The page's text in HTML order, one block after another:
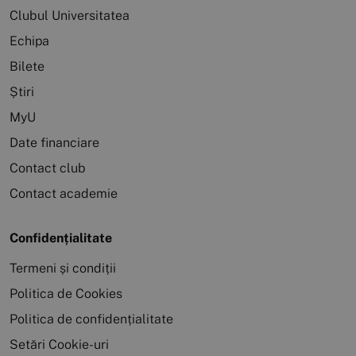
Clubul Universitatea
Echipa
Bilete
Știri
MyU
Date financiare
Contact club
Contact academie
Confidențialitate
Termeni și condiții
Politica de Cookies
Politica de confidențialitate
Setări Cookie-uri